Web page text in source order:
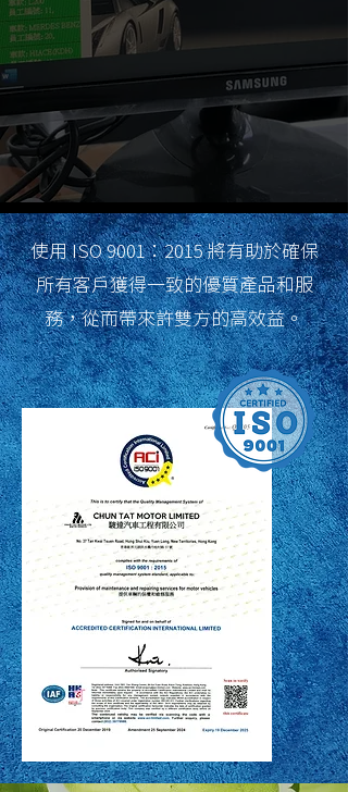
使用 ISO 9001：2015 將有助於確保
所有客戶獲得一致的優質產品和服
務，從而帶來許雙方的高效益。